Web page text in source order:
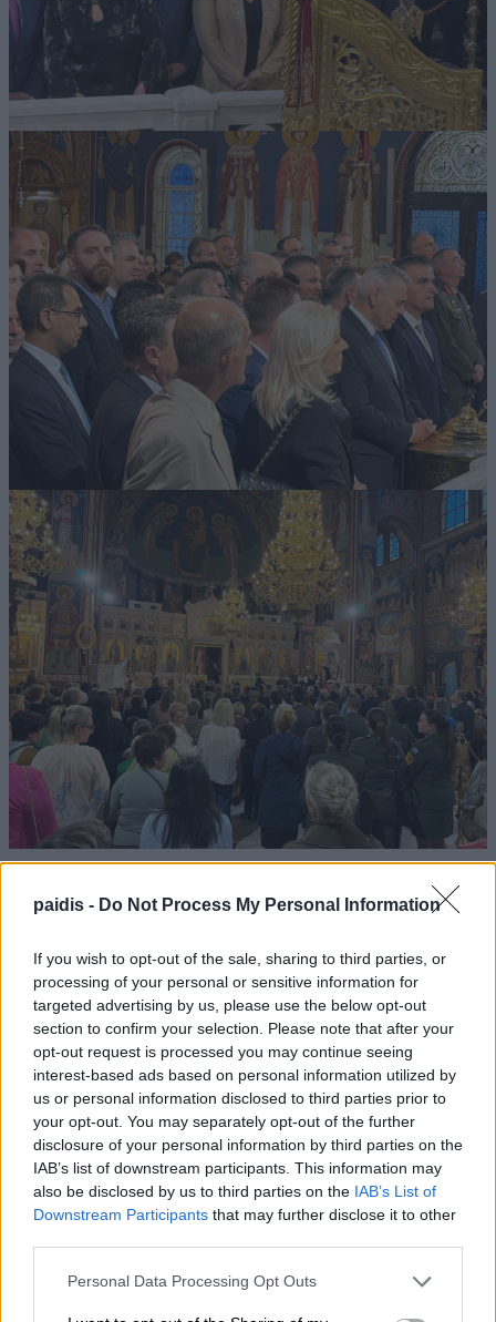
paidis - Do Not Process My Personal Information
If you wish to opt-out of the sale, sharing to third parties, or
processing of your personal or sensitive information for
targeted advertising by us, please use the below opt-out
section to confirm your selection. Please note that after your
opt-out request is processed you may continue seeing
interest-based ads based on personal information utilized by
us or personal information disclosed to third parties prior to
your opt-out. You may separately opt-out of the further
disclosure of your personal information by third parties on the
IAB’s list of downstream participants. This information may
also be disclosed by us to third parties on the IAB’s List of
Downstream Participants that may further disclose it to other
Personal Data Processing Opt Outs